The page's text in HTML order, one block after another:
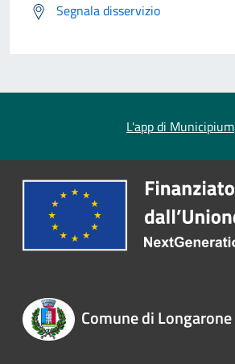
Segnala disservizio
L'app di Municipium
Comune di Longarone